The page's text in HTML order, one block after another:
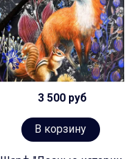
3 500 руб
В корзину